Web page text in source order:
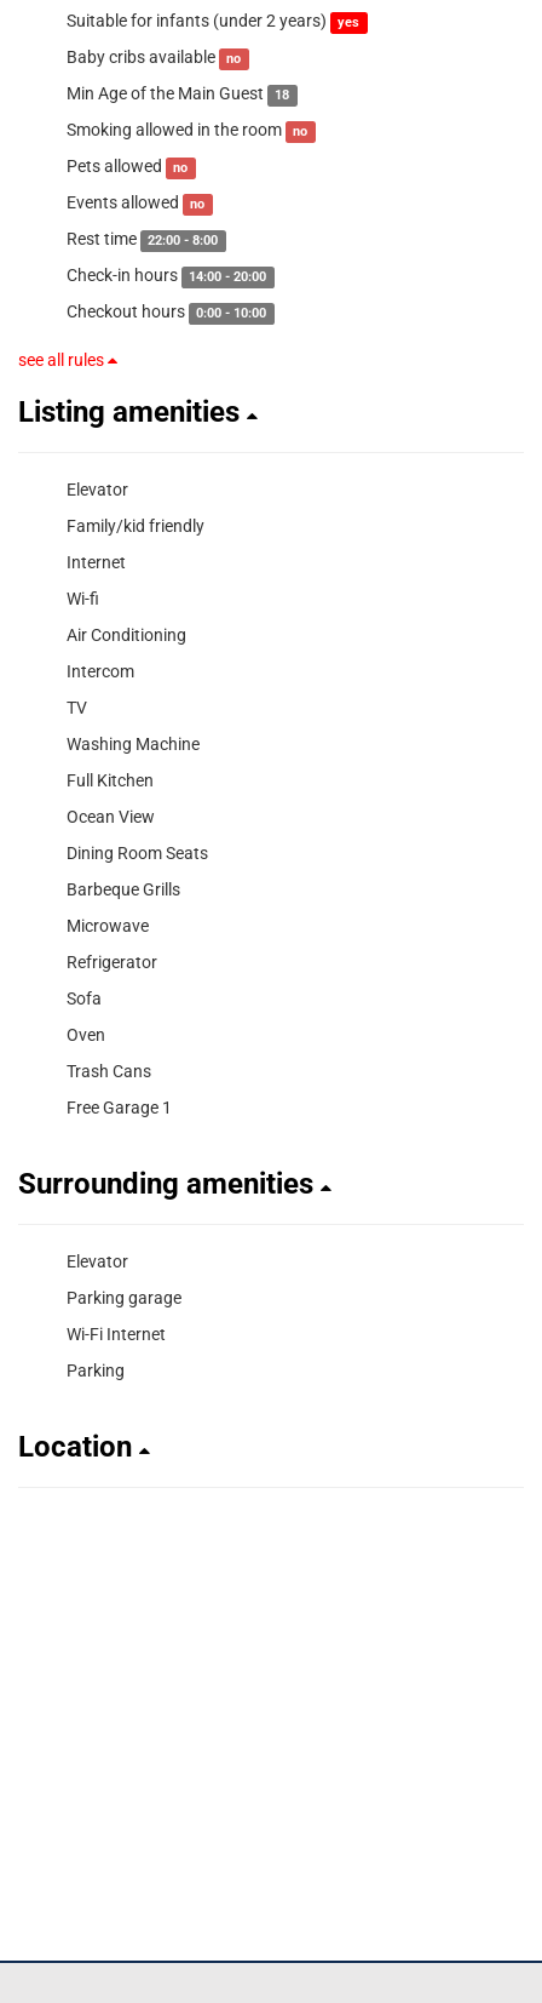
Suitable for infants (under 2 years) yes
Baby cribs available no
Min Age of the Main Guest 18
Smoking allowed in the room no
Pets allowed no
Events allowed no
Rest time 22:00 - 8:00
Check-in hours 14:00 - 20:00
Checkout hours 0:00 - 10:00
see all rules
Listing amenities
Elevator
Family/kid friendly
Internet
Wi-fi
Air Conditioning
Intercom
TV
Washing Machine
Full Kitchen
Ocean View
Dining Room Seats
Barbeque Grills
Microwave
Refrigerator
Sofa
Oven
Trash Cans
Free Garage 1
Surrounding amenities
Elevator
Parking garage
Wi-Fi Internet
Parking
Location